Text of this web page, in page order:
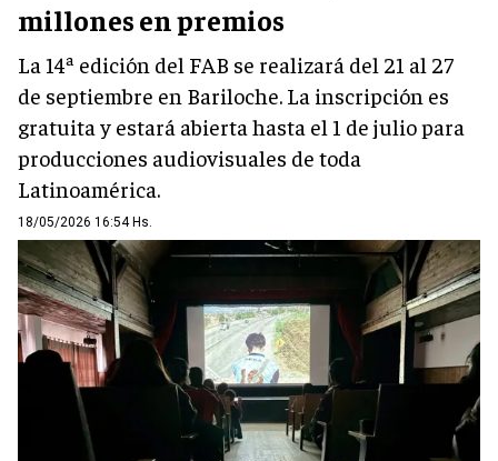
millones en premios
La 14ª edición del FAB se realizará del 21 al 27
de septiembre en Bariloche. La inscripción es
gratuita y estará abierta hasta el 1 de julio para
producciones audiovisuales de toda
Latinoamérica.
18/05/2026 16:54 Hs.